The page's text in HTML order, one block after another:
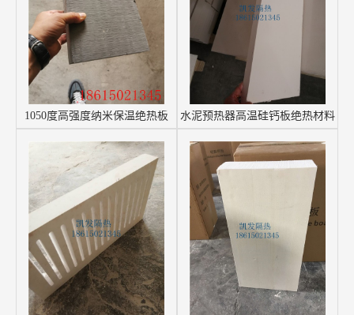
1050度高强度纳米保温绝热板 水泥预热器高温硅钙板绝热材料